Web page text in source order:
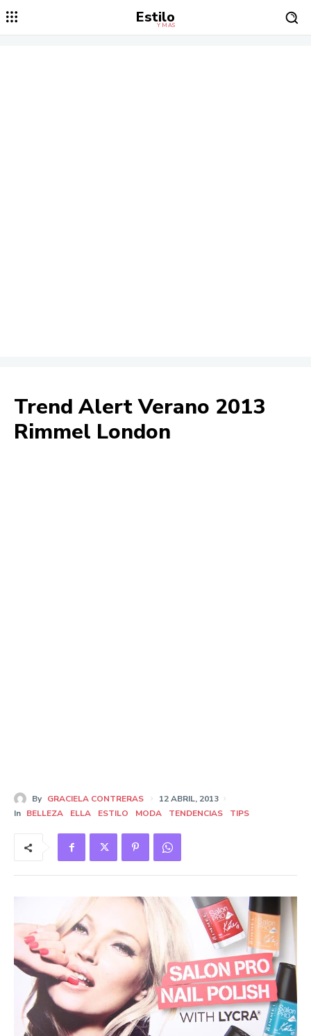
Estilo
Y MÁS
Trend Alert Verano 2013
Rimmel London
By GRACIELA CONTRERAS
12 ABRIL, 2013
In BELLEZA ELLA ESTILO MODA TENDENCIAS TIPS